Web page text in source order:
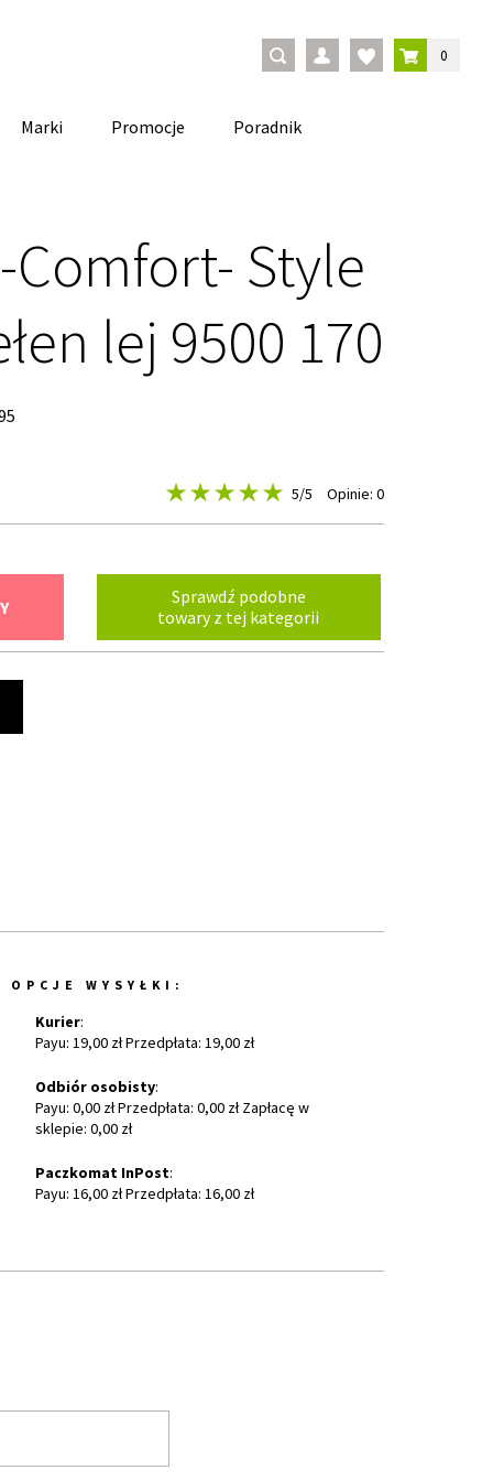
0
Marki Promocje Poradnik
Comfort- Style
lej 9500 170
5/5 Opinie: 0
Sprawdź podobne
towary z tej kategorii
OPCJE WYSYŁKI:
Kurier:
Payu: 19,00 zł Przedpłata: 19,00 zł
Odbiór osobisty:
Payu: 0,00 zł Przedpłata: 0,00 zł Zapłacę w
sklepie: 0,00 zł
Paczkomat InPost:
Payu: 16,00 zł Przedpłata: 16,00 zł